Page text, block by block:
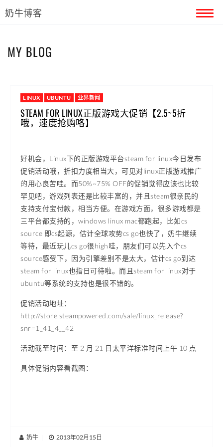
奶牛博客
MY BLOG
LINUX UBUNTU 业界新闻
STEAM FOR LINUX正版游戏大促销【2.5~5折
哦，速度抢购咯】
好机会，Linux下的正版游戏平台steam for linux今日发布
促销活动哦，折扣力度相当大，可见对linux正版游戏推广
的用心良苦哇。而50%~75% OFF的促销觉得应该也比较
罕见吧，游戏列表还是比较丰富的，并且steam很亲民的
支持支付宝付款，相当方便。在游戏方面，很多游戏都是
三平台都支持的，windows linux mac都跑起，比如cs
source 即cs起源，估计全球攻势cs go也快了，奶牛继续
等待，最近玩儿cs go很high哇，朋友们可以先入个cs
source感受下，因为引擎差别不是太大，估计cs go到达
steam for linux也指日可待啦。而且steam for linux对于
ubuntu等系统的支持也是很不错的。
促销活动地址：
http://store.steampowered.com/sale/linux_release?
snr=1_41_4__42
活动截至时间：至 2 月 21 日太平洋标准时间上午 10 点
具体促销内容看截图：
奶牛 2013年02月15日